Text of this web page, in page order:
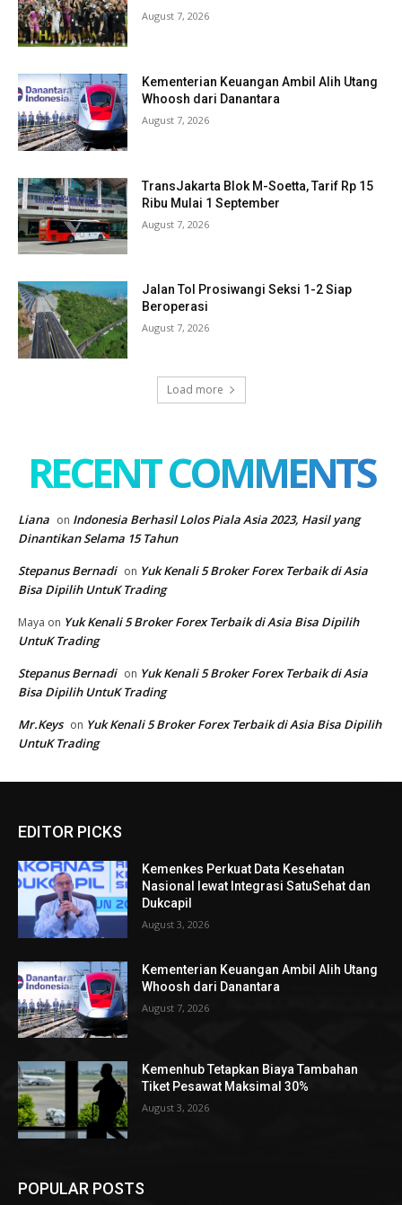
EDITOR PICKS
Kemenkes Perkuat Data Kesehatan
Nasional lewat Integrasi SatuSehat dan
Dukcapil
August 3, 2026
Kementerian Keuangan Ambil Alih Utang
Whoosh dari Danantara
August 7, 2026
Kemenhub Tetapkan Biaya Tambahan
Tiket Pesawat Maksimal 30%
August 3, 2026
POPULAR POSTS